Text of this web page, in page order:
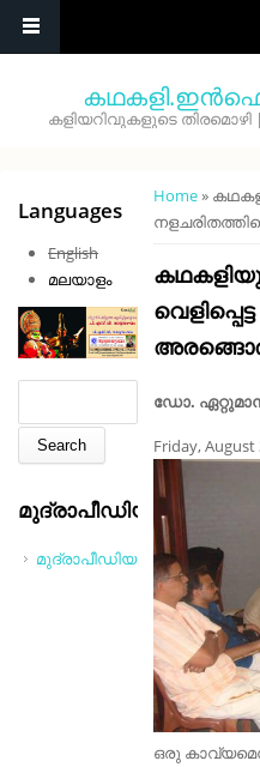
കഥകളി.ഇൻഫൊ
കളിയറിവുകളുടെ തിരമൊഴി |
You are
Home»
ഡോ.
Friday, August
ഒരു
Languages
English
മലയാളം
മുദ്രാപീഡിയ
മുദ്രാപീഡിയ